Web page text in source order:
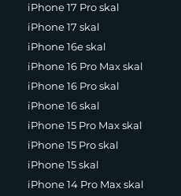
iPhone 17 Pro skal
iPhone 17 skal
iPhone 16e skal
iPhone 16 Pro Max skal
iPhone 16 Pro skal
iPhone 16 skal
iPhone 15 Pro Max skal
iPhone 15 Pro skal
iPhone 15 skal
iPhone 14 Pro Max skal